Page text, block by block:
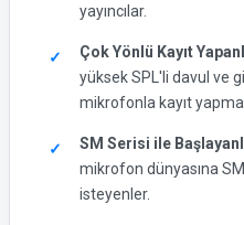
yayıncılar.
Çok Yönlü Kayıt
yüksek SPL'li davul ve
mikrofonla kayıt
SM Serisi ile
mikrofon dünyasına
isteyenler.